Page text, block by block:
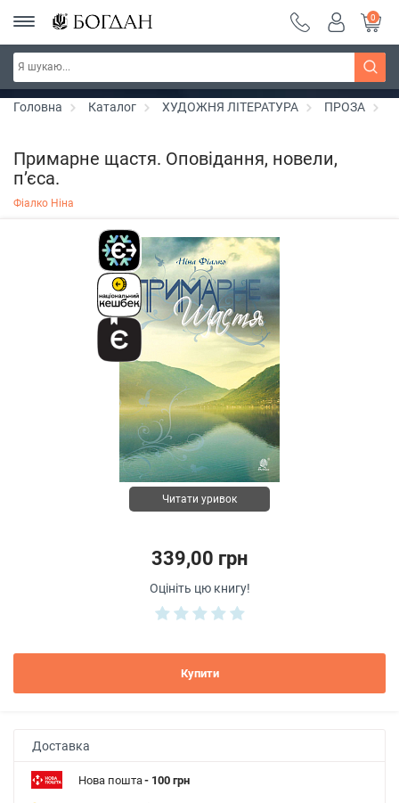
Серія "Чейзіана" ~ знижка 20%
0
Головна Каталог ХУДОЖНЯ ЛІТЕРАТУРА ПРОЗА
Примарне щастя. Оповідання, новели,
п’єса.
Фіалко Ніна
Читати уривок
339,00 грн
Оцініть цю книгу!
Купити
Доставка
Нова пошта- 100 грн